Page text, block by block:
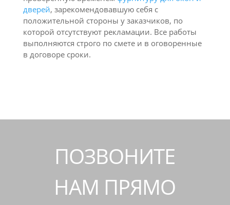
дверей, зарекомендовавшую себя с
положительной стороны у заказчиков, по
которой отсутствуют рекламации. Все работы
выполняются строго по смете и в оговоренные
в договоре сроки.
ПОЗВОНИТЕ
НАМ ПРЯМО